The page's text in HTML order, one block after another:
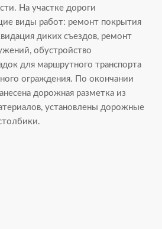
На участке дороги
виды работ: ремонт покрытия
диких съездов, ремонт
обустройство
для маршрутного транспорта
ограждения. По окончании
дорожная разметка из
установлены дорожные